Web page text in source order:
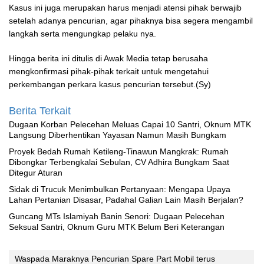
Kasus ini juga merupakan harus menjadi atensi pihak berwajib
setelah adanya pencurian, agar pihaknya bisa segera mengambil
langkah serta mengungkap pelaku nya.
Hingga berita ini ditulis di Awak Media tetap berusaha
mengkonfirmasi pihak-pihak terkait untuk mengetahui
perkembangan perkara kasus pencurian tersebut.(Sy)
Berita Terkait
‎Dugaan Korban Pelecehan Meluas Capai 10 Santri, Oknum MTK
Langsung Diberhentikan Yayasan Namun Masih Bungkam
Proyek Bedah Rumah Ketileng-Tinawun Mangkrak: Rumah
Dibongkar Terbengkalai Sebulan, CV Adhira Bungkam Saat
Ditegur Aturan
‎Sidak di Trucuk Menimbulkan Pertanyaan: Mengapa Upaya
Lahan Pertanian Disasar, Padahal Galian Lain Masih Berjalan?
Guncang MTs Islamiyah Banin Senori: Dugaan Pelecehan
Seksual Santri, Oknum Guru MTK Belum Beri Keterangan
Waspada Maraknya Pencurian Spare Part Mobil terus